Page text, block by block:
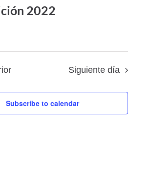
2022
Siguiente día
Subscribe to calendar